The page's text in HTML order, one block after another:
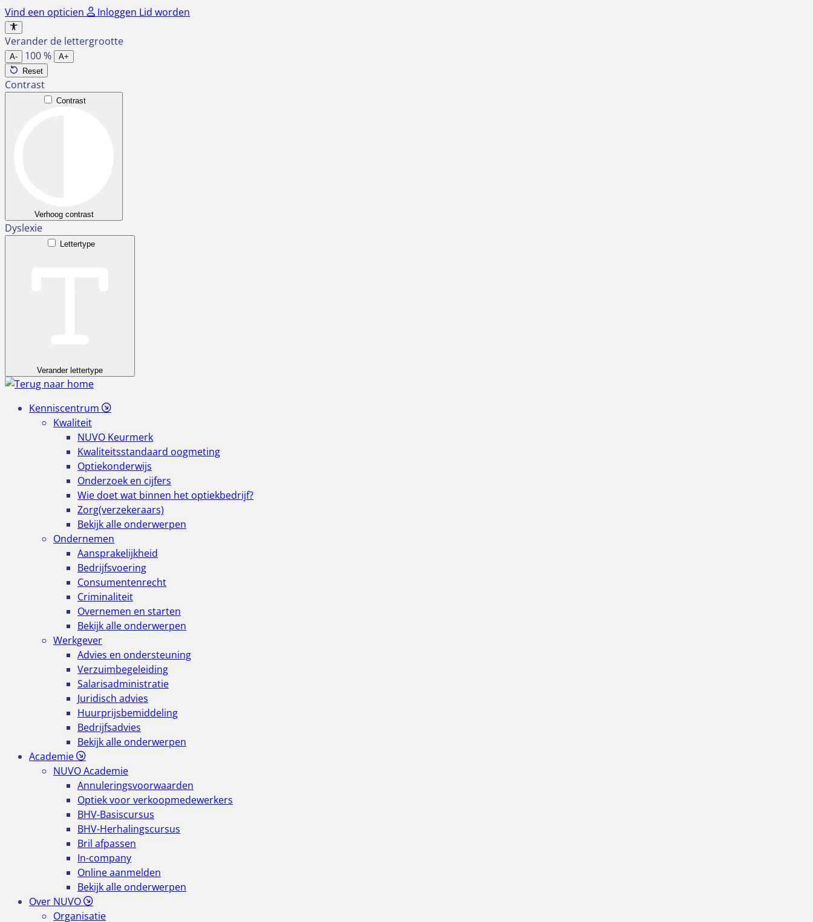
Ga
naar
de
inhoud
Vind een opticien Inloggen Lid worden
Verander de lettergrootte
A- 100%
A+
Reset
Contrast
Contrast
Verhoog contrast
Dyslexie
Lettertype
Verander lettertype
Kenniscentrum
Kwaliteit
NUVO Keurmerk
Kwaliteitsstandaard oogmeting
Optiekonderwijs
Onderzoek en cijfers
Wie doet wat binnen het optiekbedrijf?
Zorg(verzekeraars)
Bekijk alle onderwerpen
Ondernemen
Aansprakelijkheid
Bedrijfsvoering
Consumentenrecht
Criminaliteit
Overnemen en starten
Bekijk alle onderwerpen
Werkgever
Advies en ondersteuning
Verzuimbegeleiding
Salarisadministratie
Juridisch advies
Huurprijsbemiddeling
Bedrijfsadvies
Bekijk alle onderwerpen
Academie
NUVO Academie
Annuleringsvoorwaarden
Optiek voor verkoopmedewerkers
BHV-Basiscursus
BHV-Herhalingscursus
Bril afpassen
In-company
Online aanmelden
Bekijk alle onderwerpen
Over NUVO
Organisatie